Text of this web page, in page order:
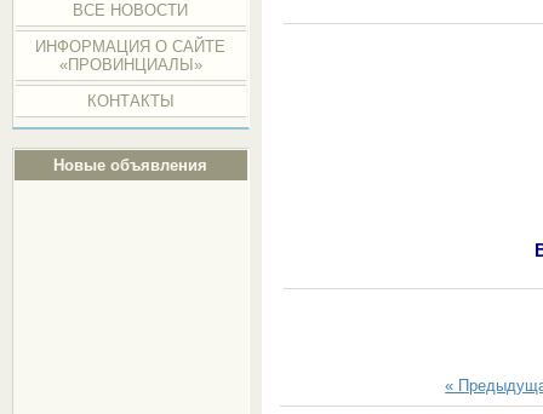
ВСЕ НОВОСТИ
ИНФОРМАЦИЯ О САЙТЕ
«ПРОВИНЦИАЛЫ»
КОНТАКТЫ
Новые объявления
«